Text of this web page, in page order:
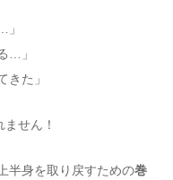
」
…」
きた」
せん！
半身を取り戻すための巻